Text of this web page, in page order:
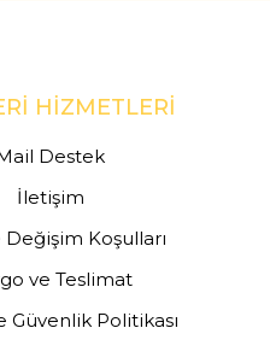
HİZMETLERİ
Destek
İletişim
Değişim Koşulları
ve Teslimat
Güvenlik Politikası